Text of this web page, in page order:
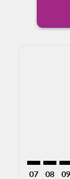
07 08 09